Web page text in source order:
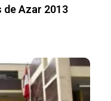
de Azar 2013